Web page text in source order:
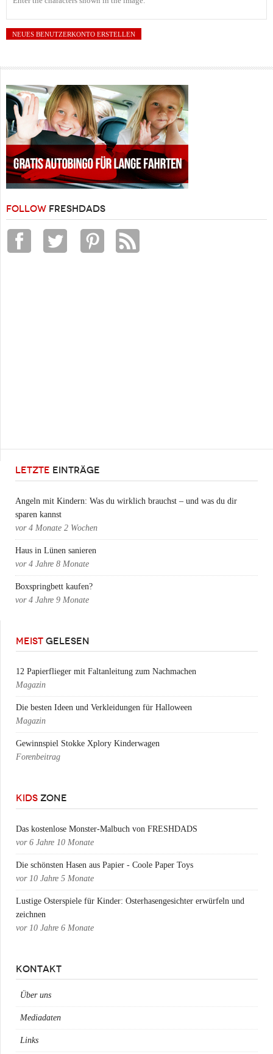
FOLLOW FRESHDADS
LETZTE EINTRÄGE
Angeln mit Kindern: Was du wirklich brauchst – und was du dir
sparen kannst
vor 4 Monate 2 Wochen
Haus in Lünen sanieren
vor 4 Jahre 8 Monate
Boxspringbett kaufen?
vor 4 Jahre 9 Monate
MEIST GELESEN
12 Papierflieger mit Faltanleitung zum Nachmachen
Magazin
Die besten Ideen und Verkleidungen für Halloween
Magazin
Gewinnspiel Stokke Xplory Kinderwagen
Forenbeitrag
KIDS ZONE
Das kostenlose Monster-Malbuch von FRESHDADS
vor 6 Jahre 10 Monate
Die schönsten Hasen aus Papier - Coole Paper Toys
vor 10 Jahre 5 Monate
Lustige Osterspiele für Kinder: Osterhasengesichter erwürfeln und
zeichnen
vor 10 Jahre 6 Monate
KONTAKT
Über uns
Mediadaten
Links